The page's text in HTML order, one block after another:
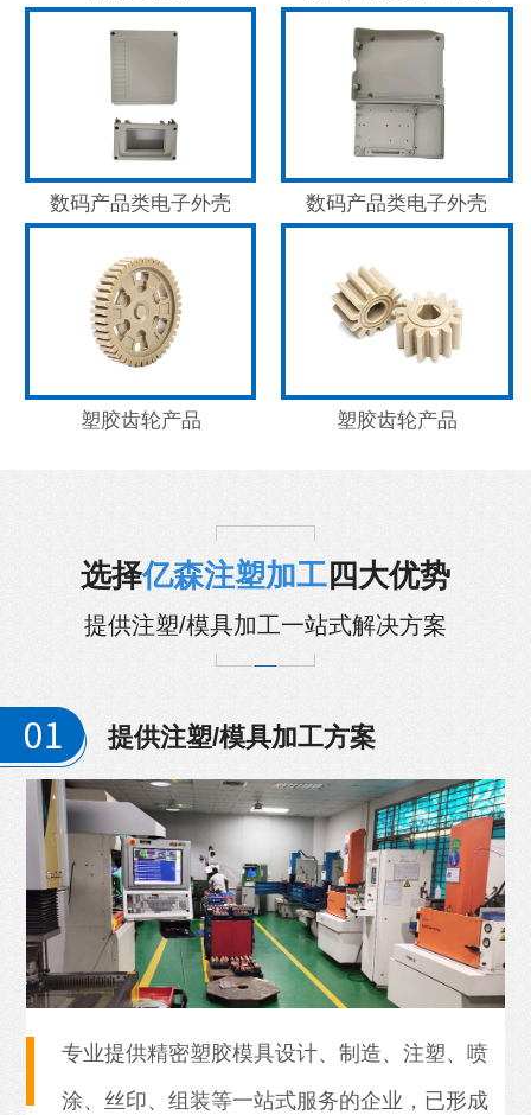
数码产品类电子外壳 数码产品类电子外壳
塑胶齿轮产品 塑胶齿轮产品
选择亿森注塑加工 四大优势
提供注塑/模具加工一站式解决方案
提供注塑/模具加工方案
专业提供精密塑胶模具设计、制造、注塑、喷
涂、丝印、组装等一站式服务的企业，已形成